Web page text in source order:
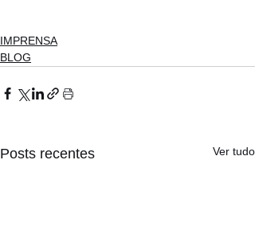
IMPRENSA
BLOG
Posts recentes Ver tudo